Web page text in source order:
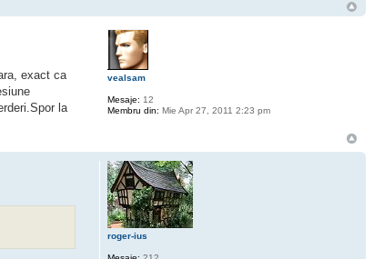
exact ca
la
vealsam
Mesaje: 12
Membru din: Mie Apr 27, 2011 2:23 pm
roger-ius